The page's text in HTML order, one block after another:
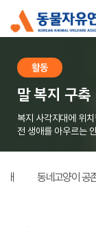
활동
말 복지 구축
복지 사각지대에 위치
전 생애를 아우르는
대 동네고양이 공